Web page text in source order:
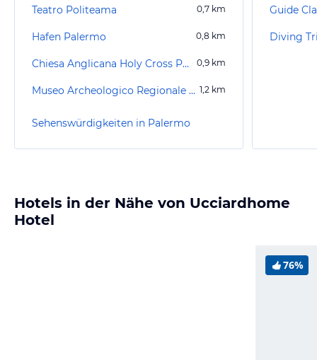
Teatro Politeama 0,7 km
Hafen Palermo 0,8 km
Chiesa Anglicana Holy Cross Palermo 0,9 km
Museo Archeologico Regionale Antonino Salinas 1,2 km
Sehenswürdigkeiten in Palermo
Guide
Diving
Hotels in der Nähe von Ucciardhome
Hotel
76%